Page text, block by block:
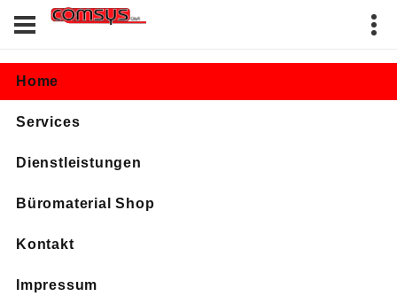
Home
Services
Dienstleistungen
Büromaterial Shop
Kontakt
Impressum